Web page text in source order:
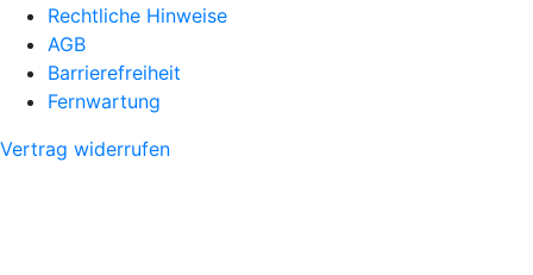
Rechtliche Hinweise
AGB
Barrierefreiheit
Fernwartung
Vertrag widerrufen